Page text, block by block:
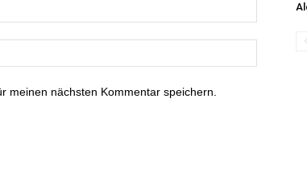
meinen nächsten Kommentar speichern.